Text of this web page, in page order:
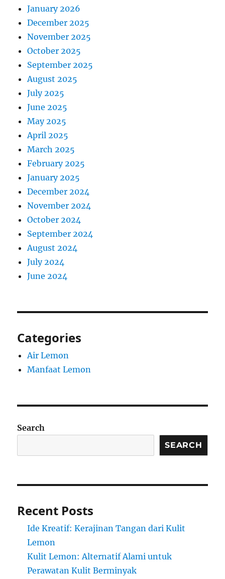
January 2026
December 2025
November 2025
October 2025
September 2025
August 2025
July 2025
June 2025
May 2025
April 2025
March 2025
February 2025
January 2025
December 2024
November 2024
October 2024
September 2024
August 2024
July 2024
June 2024
Categories
Air Lemon
Manfaat Lemon
Search
SEARCH
Recent Posts
Ide Kreatif: Kerajinan Tangan dari Kulit
Lemon
Kulit Lemon: Alternatif Alami untuk
Perawatan Kulit Berminyak